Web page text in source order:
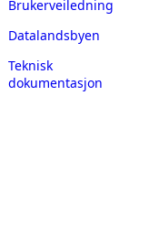
Brukerveiledning
Datalandsbyen
Teknisk
dokumentasjon